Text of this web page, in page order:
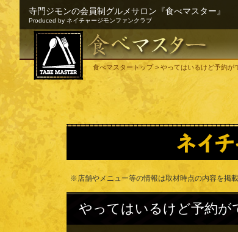
寺門ジモンの会員制グルメサロン『食べマスター』
Produced by ネイチャージモンファンクラブ
食べマスタートップ> やってはいるけど予約が
※店舗やメニュー等の情報は取材時点の内容を掲
やってはいるけど予約が